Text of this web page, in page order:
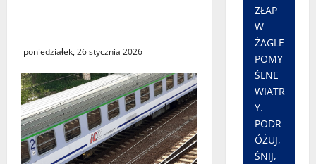
poniedziałek, 26 stycznia 2026
ZŁAP
W
ŻAGLE
POMY
ŚLNE
WIATR
Y.
PODR
ÓŻUJ,
ŚNIJ,